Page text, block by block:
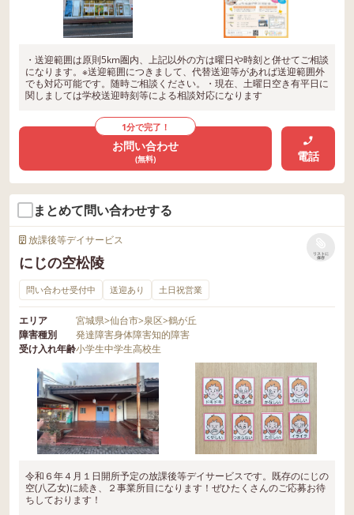
・送迎範囲は原則5km圏内、上記以外の方は曜日や時刻と併せてご相談
になります。※送迎範囲につきまして、代替送迎等があれば送迎範囲外
でも対応可能です。随時ご相談ください。・現在、土曜日空き有平日に
関しましては学校送迎時刻等による相談対応になります
1分で完了！
お問い合わせ
(無料) 電話
まとめて問い合わせする
放課後等デイサービス
にじの空松陵
リストに
保存
問い合わせ受付中 送迎あり 土日祝営業
エリア 宮城県>仙台市>泉区>鶴が丘
障害種別
発達障害身体障害知的障害
受け入れ年齢小学生中学生高校生
令和６年４月１日開所予定の放課後等デイサービスです。既存のにじの
空(八乙女)に続き、２事業所目になります！ぜひたくさんのご応募お待
ちしております！